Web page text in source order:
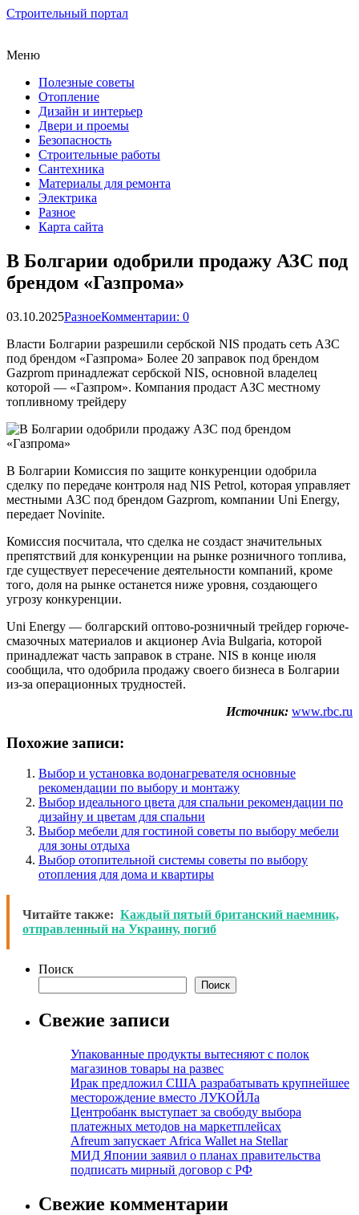
Строительный портал
Меню
Полезные советы
Отопление
Дизайн и интерьер
Двери и проемы
Безопасность
Строительные работы
Сантехника
Материалы для ремонта
Электрика
Разное
Карта сайта
В Болгарии одобрили продажу АЗС под
брендом «Газпрома»
03.10.2025РазноеКомментарии: 0
Власти Болгарии разрешили сербской NIS продать сеть АЗС
под брендом «Газпрома» Более 20 заправок под брендом
Gazprom принадлежат сербской NIS, основной владелец
которой — «Газпром». Компания продаст АЗС местному
топливному трейдеру
В Болгарии Комиссия по защите конкуренции одобрила
сделку по передаче контроля над NIS Petrol, которая управляет
местными АЗС под брендом Gazprom, компании Uni Energy,
передает Novinite.
Комиссия посчитала, что сделка не создаст значительных
препятствий для конкуренции на рынке розничного топлива,
где существует пересечение деятельности компаний, кроме
того, доля на рынке останется ниже уровня, создающего
угрозу конкуренции.
Uni Energy — болгарский оптово-розничный трейдер горюче-
смазочных материалов и акционер Avia Bulgaria, которой
принадлежат часть заправок в стране. NIS в конце июля
сообщила, что одобрила продажу своего бизнеса в Болгарии
из-за операционных трудностей.
Источник: www.rbc.ru
Похожие записи:
Выбор и установка водонагревателя основные
рекомендации по выбору и монтажу
Выбор идеального цвета для спальни рекомендации по
дизайну и цветам для спальни
Выбор мебели для гостиной советы по выбору мебели
для зоны отдыха
Выбор отопительной системы советы по выбору
отопления для дома и квартиры
Читайте также: Каждый пятый британский наемник,
отправленный на Украину, погиб
Поиск
Поиск
Свежие записи
Упакованные продукты вытесняют с полок
магазинов товары на развес
Ирак предложил США разрабатывать крупнейшее
месторождение вместо ЛУКОЙЛа
Центробанк выступает за свободу выбора
платежных методов на маркетплейсах
Afreum запускает Africa Wallet на Stellar
МИД Японии заявил о планах правительства
подписать мирный договор с РФ
Свежие комментарии